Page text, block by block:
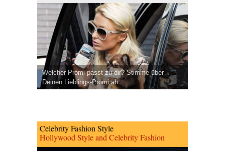
Welcher Promi passt zu dir? Stimme über
Deinen Lieblings-Promi ab.
Celebrity Fashion Style
Hollywood Style and Celebrity Fashion